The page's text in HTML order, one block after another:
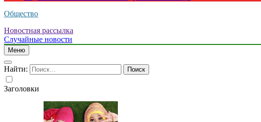
Общество
Новостная рассылка
Случайные новости
Меню
Найти:
Заголовки